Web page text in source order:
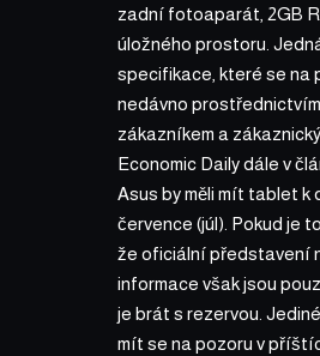
zadní fotoaparát, 2GB
úložného prostoru.
specifikace, které se na
nedávno
zákazníkem a
Economic Daily dále v
Asus by měli mít tablet k
července (júl). Pokud je
že oficiální představení
informace však jsou
je brát s rezervou.
mít se na pozoru v